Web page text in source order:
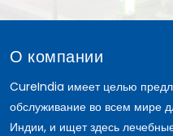
О компании
CureIndia имеет целью
обслуживание во всем мире
Индии, и ищет здесь